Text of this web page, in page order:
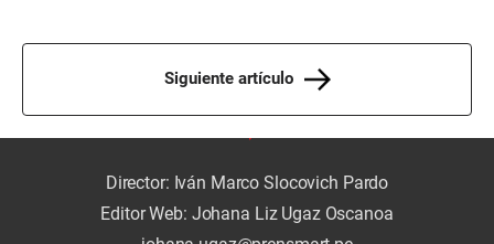
Siguiente artículo
Director: Iván Marco Slocovich Pardo
Editor Web: Johana Liz Ugaz Oscanoa